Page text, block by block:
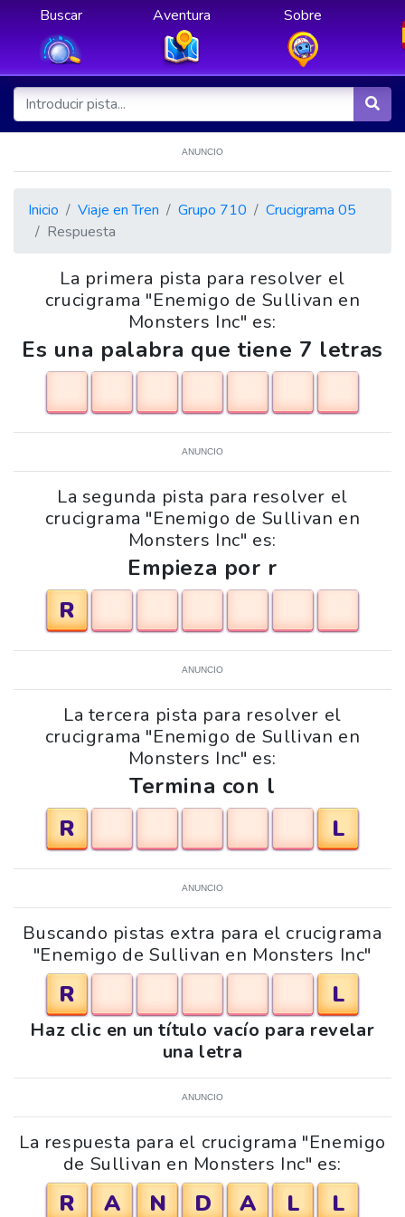
Buscar Aventura Sobre
ANUNCIO
Inicio Viaje en Tren Grupo 710
Crucigrama 05
Respuesta
La primera pista para resolver el
crucigrama "Enemigo de Sullivan en
Monsters Inc" es:
Es una palabra que tiene 7 letras
ANUNCIO
La segunda pista para resolver el
crucigrama "Enemigo de Sullivan en
Monsters Inc" es:
Empieza por r
R
ANUNCIO
La tercera pista para resolver el
crucigrama "Enemigo de Sullivan en
Monsters Inc" es:
Termina con l
R
L
ANUNCIO
Buscando pistas extra para el crucigrama
"Enemigo de Sullivan en Monsters Inc"
R L
Haz clic en un título vacío para revelar
una letra
ANUNCIO
La respuesta para el crucigrama "Enemigo
de Sullivan en Monsters Inc" es:
R A N D A L L